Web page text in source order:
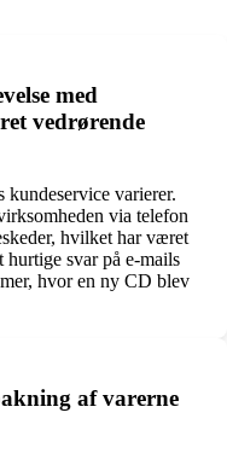
med
vedrørende
kundeservice varierer.
via telefon
hvilket har været
svar på e-mails
hvor en ny CD blev
af varerne